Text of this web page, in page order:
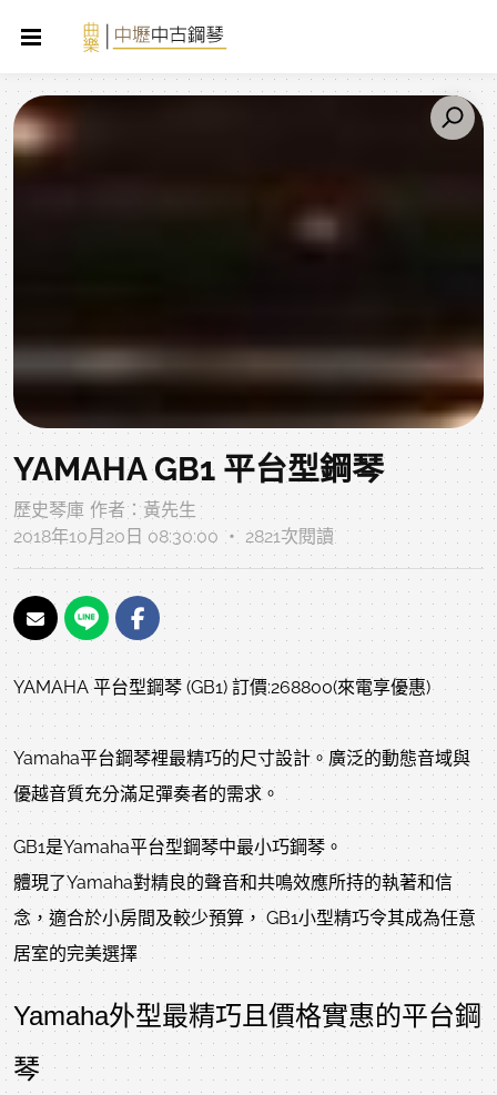
YAMAHA GB1 平台型鋼琴
歷史琴庫 作者：黃先生
2018年10月20日 08:30:00 ‧ 2821次閱讀
YAMAHA 平台型鋼琴 (GB1) 訂價:268800(來電享優惠)
Yamaha平台鋼琴裡最精巧的尺寸設計。廣泛的動態音域與
優越音質充分滿足彈奏者的需求。
GB1是Yamaha平台型鋼琴中最小巧鋼琴。
體現了Yamaha對精良的聲音和共鳴效應所持的執著和信
念，適合於小房間及較少預算， GB1小型精巧令其成為任意
居室的完美選擇
Yamaha外型最精巧且價格實惠的平台鋼
琴